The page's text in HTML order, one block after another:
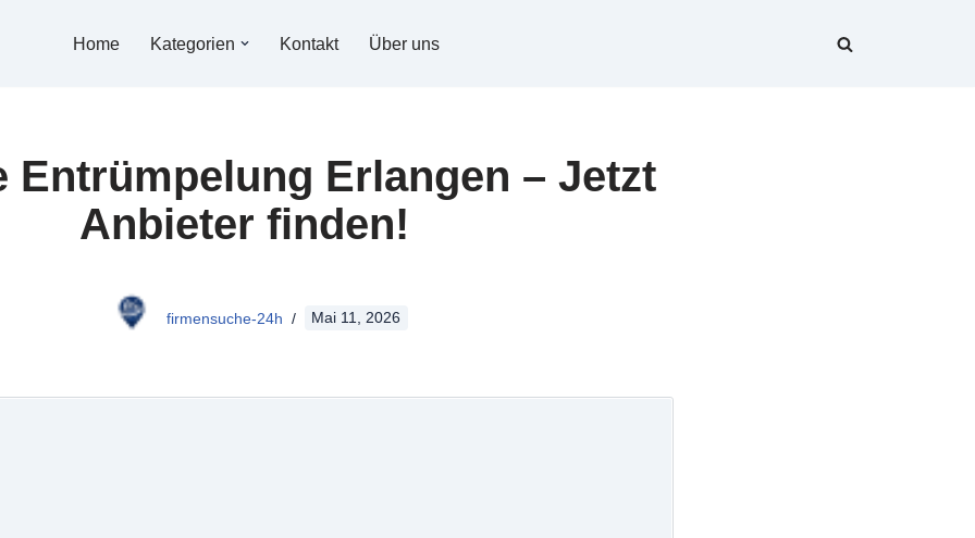
Home Kategorien Kontakt Über uns
Entrümpelung Erlangen – Jetzt
Anbieter finden!
firmensuche-24h Mai 11, 2026